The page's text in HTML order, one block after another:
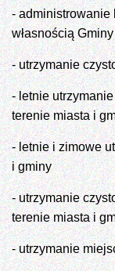
- administrowanie
własnością Gminy
- utrzymanie
- letnie
terenie miasta i
- letnie i zimowe
i gminy
- utrzymanie
terenie miasta i
- utrzymanie